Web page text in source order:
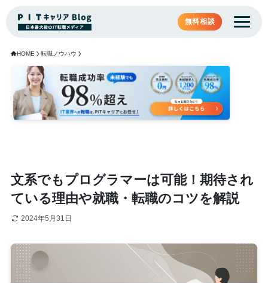
無料相談
HOME 転職ノウハウ
文系でもプログラマーは可能！期待され
ている理由や就職・転職のコツを解説
2024年5月31日